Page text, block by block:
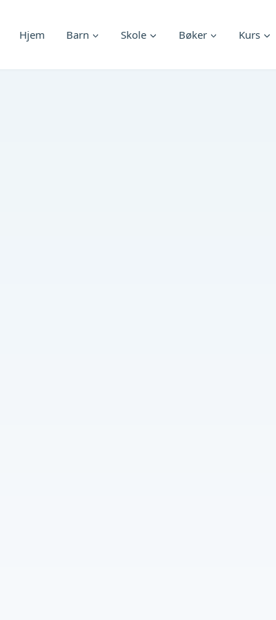
Hjem Barn Skole Bøker Kurs